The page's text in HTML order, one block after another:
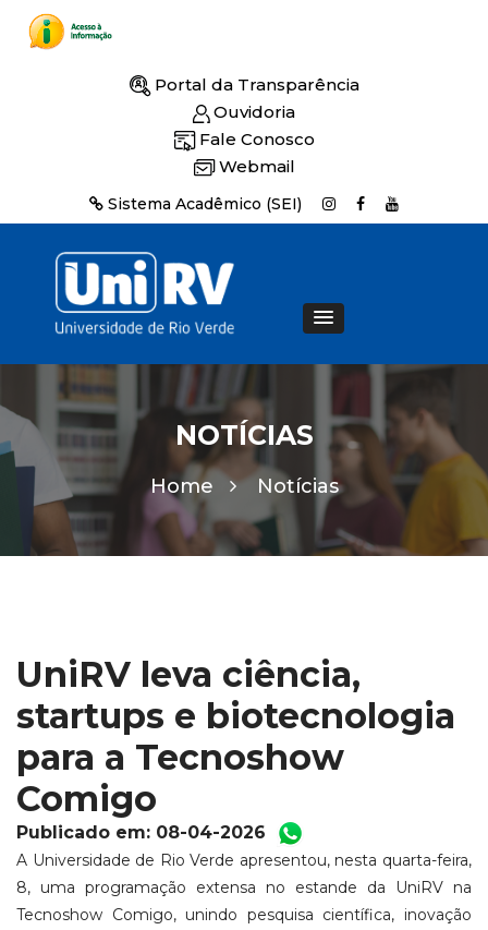
Portal da Transparência
Ouvidoria
Fale Conosco
Webmail
Sistema Acadêmico (SEI)
NOTÍCIAS
Home Notícias
UniRV leva ciência,
startups e biotecnologia
para a Tecnoshow
Comigo
Publicado em: 08-04-2026
A Universidade de Rio Verde apresentou, nesta quarta-feira,
8, uma programação extensa no estande da UniRV na
Tecnoshow Comigo, unindo pesquisa científica, inovação